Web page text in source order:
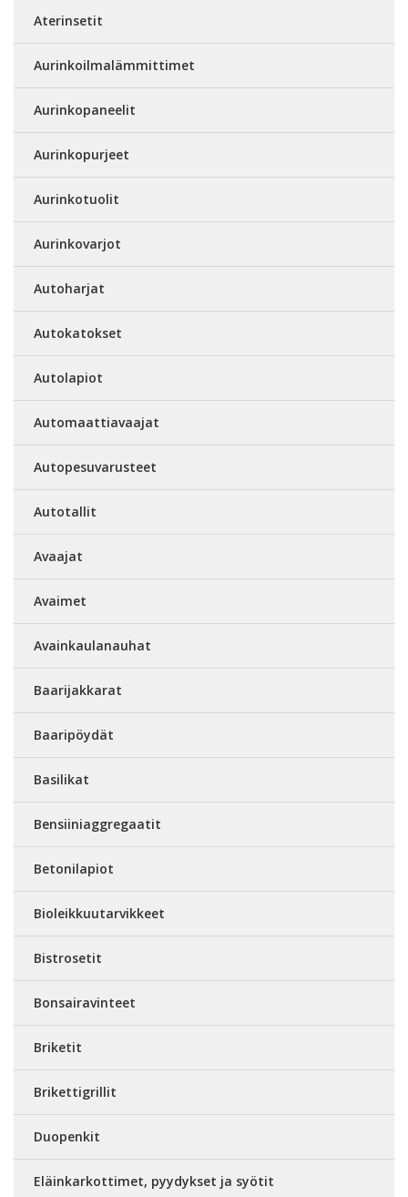
Aterinsetit
Aurinkoilmalämmittimet
Aurinkopaneelit
Aurinkopurjeet
Aurinkotuolit
Aurinkovarjot
Autoharjat
Autokatokset
Autolapiot
Automaattiavaajat
Autopesuvarusteet
Autotallit
Avaajat
Avaimet
Avainkaulanauhat
Baarijakkarat
Baaripöydät
Basilikat
Bensiiniaggregaatit
Betonilapiot
Bioleikkuutarvikkeet
Bistrosetit
Bonsairavinteet
Briketit
Brikettigrillit
Duopenkit
Eläinkarkottimet, pyydykset ja syötit